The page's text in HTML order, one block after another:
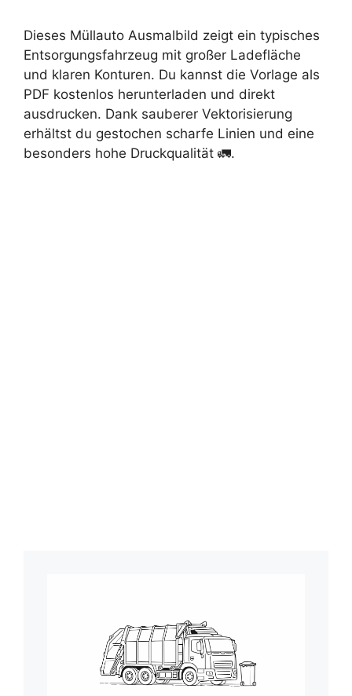
Dieses Müllauto Ausmalbild zeigt ein typisches
Entsorgungsfahrzeug mit großer Ladefläche
und klaren Konturen. Du kannst die Vorlage als
PDF kostenlos herunterladen und direkt
ausdrucken. Dank sauberer Vektorisierung
erhältst du gestochen scharfe Linien und eine
besonders hohe Druckqualität 🚛.